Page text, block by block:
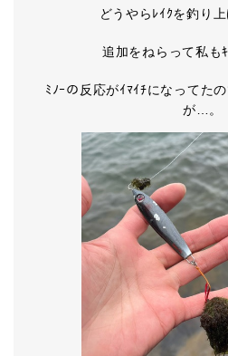
どうやらﾚｲｸを釣り
追加をねらって私も
ﾐﾉｰの反応がｲﾏｲﾁになってた
が…。